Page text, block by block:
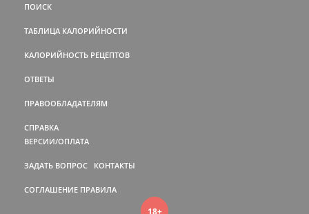
ПОИСК
ТАБЛИЦА КАЛОРИЙНОСТИ
КАЛОРИЙНОСТЬ РЕЦЕПТОВ
ОТВЕТЫ
ПРАВООБЛАДАТЕЛЯМ
СПРАВКА
ВЕРСИИ/ОПЛАТА
ЗАДАТЬ ВОПРОС КОНТАКТЫ
СОГЛАШЕНИЕ ПРАВИЛА
18+